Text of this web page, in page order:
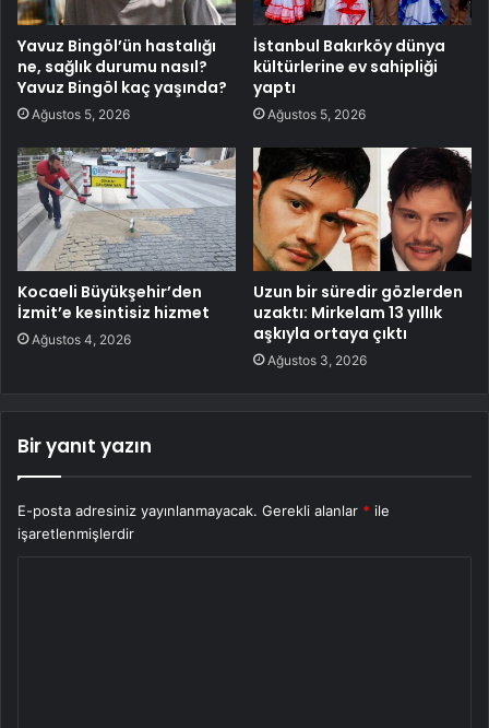
Yavuz Bingöl’ün hastalığı
ne, sağlık durumu nasıl?
Yavuz Bingöl kaç yaşında?
Ağustos 5, 2026
İstanbul Bakırköy dünya
kültürlerine ev sahipliği
yaptı
Ağustos 5, 2026
Kocaeli Büyükşehir’den
İzmit’e kesintisiz hizmet
Ağustos 4, 2026
Uzun bir süredir gözlerden
uzaktı: Mirkelam 13 yıllık
aşkıyla ortaya çıktı
Ağustos 3, 2026
Bir yanıt yazın
E-posta adresiniz yayınlanmayacak. Gerekli alanlar * ile
işaretlenmişlerdir